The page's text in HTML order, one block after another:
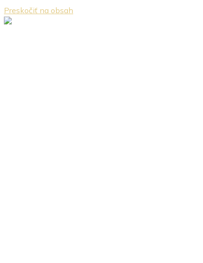
Preskočiť na obsah